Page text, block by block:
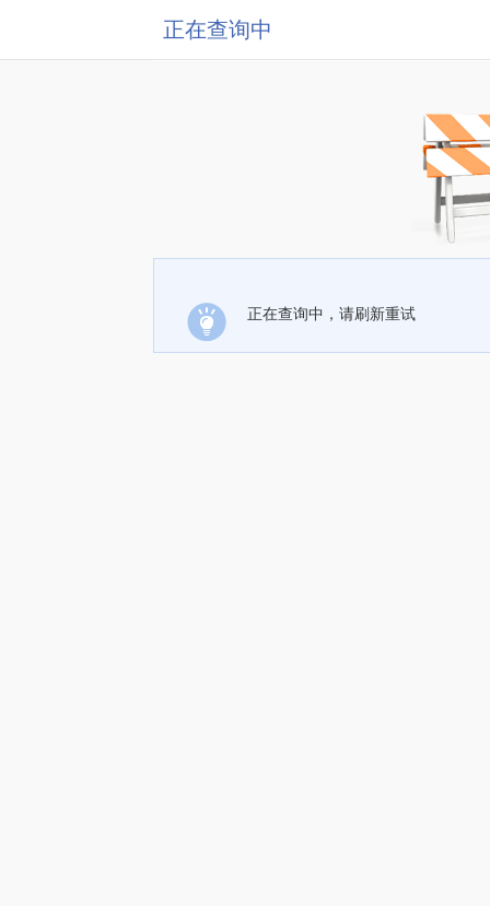
正在查询中
正在查询中，请刷新重试